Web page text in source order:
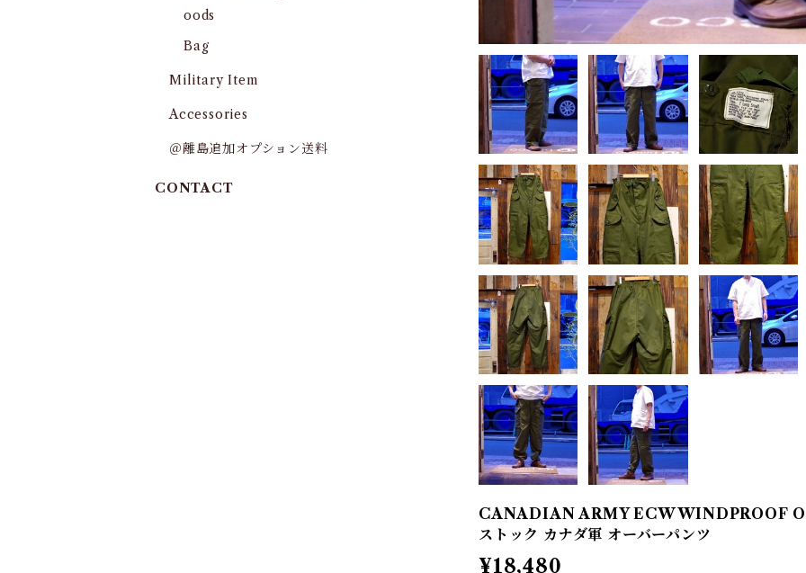
CANADIAN ARMY ECW WINDPROOF
ストック カナダ軍 オーバーパンツ
¥18,480
oods
Bag
Military Item
Accessories
＠離島追加オプション送料
CONTACT